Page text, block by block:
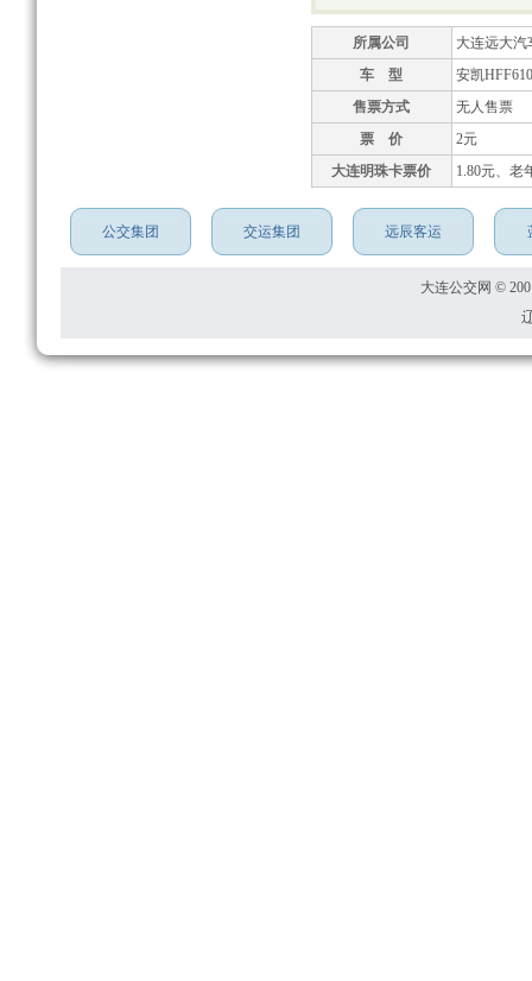
所属公司
大连远大汽
车 型
安凯
售票方式
无人售票
票 价
2元
大连明珠卡票价
1.80元、老
公交集团 交运集团 远辰客运
大连公交网 ©